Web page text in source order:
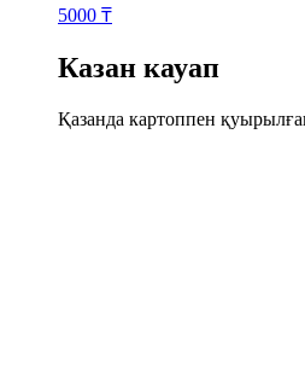
5000 ₸
Казан кауап
Қазанда картоппен